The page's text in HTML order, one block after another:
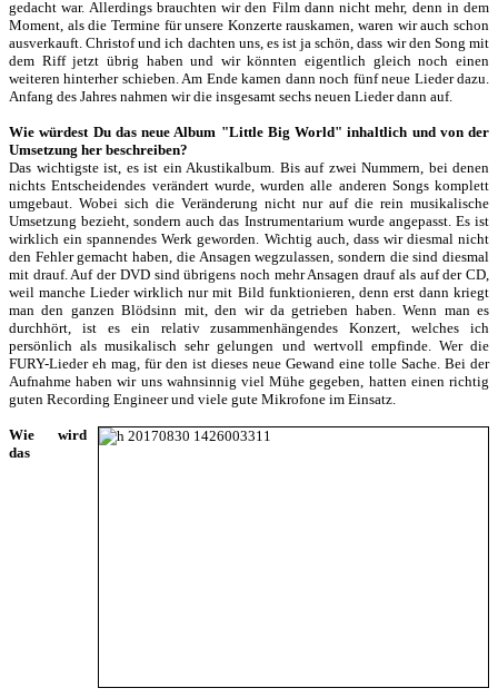
gedacht war. Allerdings brauchten wir den Film dann nicht mehr, denn in dem
Moment, als die Termine für unsere Konzerte rauskamen, waren wir auch schon
ausverkauft. Christof und ich dachten uns, es ist ja schön, dass wir den Song mit
dem Riff jetzt übrig haben und wir könnten eigentlich gleich noch einen
weiteren hinterher schieben. Am Ende kamen dann noch fünf neue Lieder dazu.
Anfang des Jahres nahmen wir die insgesamt sechs neuen Lieder dann auf.
Wie würdest Du das neue Album "Little Big World" inhaltlich und von der
Umsetzung her beschreiben?
Das wichtigste ist, es ist ein Akustikalbum. Bis auf zwei Nummern, bei denen
nichts Entscheidendes verändert wurde, wurden alle anderen Songs komplett
umgebaut. Wobei sich die Veränderung nicht nur auf die rein musikalische
Umsetzung bezieht, sondern auch das Instrumentarium wurde angepasst. Es ist
wirklich ein spannendes Werk geworden. Wichtig auch, dass wir diesmal nicht
den Fehler gemacht haben, die Ansagen wegzulassen, sondern die sind diesmal
mit drauf. Auf der DVD sind übrigens noch mehr Ansagen drauf als auf der CD,
weil manche Lieder wirklich nur mit Bild funktionieren, denn erst dann kriegt
man den ganzen Blödsinn mit, den wir da getrieben haben. Wenn man es
durchhört, ist es ein relativ zusammenhängendes Konzert, welches ich
persönlich als musikalisch sehr gelungen und wertvoll empfinde. Wer die
FURY-Lieder eh mag, für den ist dieses neue Gewand eine tolle Sache. Bei der
Aufnahme haben wir uns wahnsinnig viel Mühe gegeben, hatten einen richtig
guten Recording Engineer und viele gute Mikrofone im Einsatz.
Wie wird
das